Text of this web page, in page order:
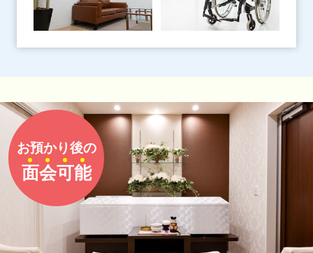
お預かり後の
面会可能